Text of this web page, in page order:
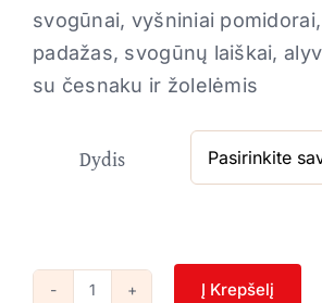
svogūnai, vyšniniai
padažas, svogūnų laiškai,
su česnaku ir žolelėmis
Dydis
Į Krepšelį